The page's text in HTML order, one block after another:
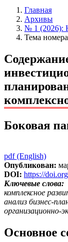
Главная
Архивы
№ 1 (2026):
Тема номера
Боковая
pdf (English)
Опубликован:
DOI: https://
Ключевые слова:
комплексное
анализ бизнес-
организационно-
Основное